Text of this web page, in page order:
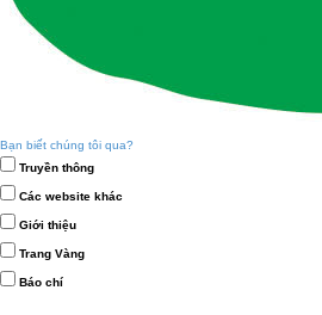
Bạn biết chúng tôi qua?
Truyền thông
Các website khác
Giới thiệu
Trang Vàng
Báo chí